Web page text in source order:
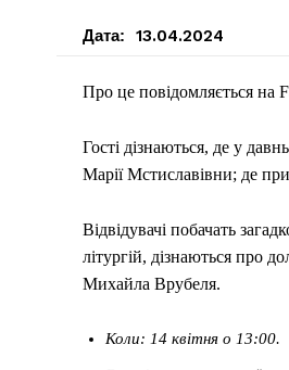
Дата: 13.04.2024
Про це повідомляється на
Гості дізнаються, де у
Марії Мстиславівни; де
Відвідувачі побачать
літургій, дізнаються про
Михайла Врубеля.
Коли: 14 квітня о 13:00.